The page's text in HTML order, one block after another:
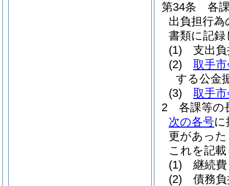
第34条
各
出負担行
書類に記
(1)
支出
(2)
取手
する公金
(3)
取手
2
各課等の
次の各号に
更があっ
これを記
(1)
継続
(2)
債務